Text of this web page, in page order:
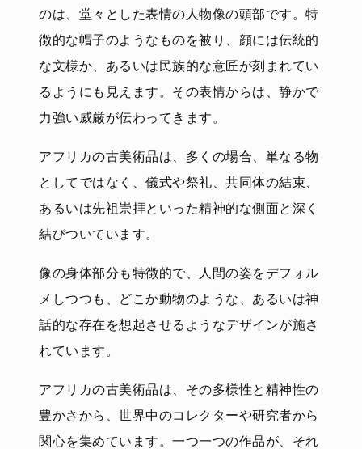
のは、堂々とした表情の人物像の頭部です。特
徴的な帽子のようなものを被り、顔には伝統的
な文様か、あるいは民族的な意匠が刻まれてい
るようにも見えます。その表情からは、静かで
力強い威厳が伝わってきます。
アフリカの古美術品は、多くの場合、単なる物
としてではなく、儀式や祭礼、共同体の結束、
あるいは先祖崇拝といった精神的な側面と深く
結びついています。
像の身体部分も特徴的で、人間の姿をデフォル
メしつつも、どこか動物のような、あるいは神
話的な存在を想起させるようなデザインが施さ
れています。
アフリカの古美術品は、その多様性と精神性の
豊かさから、世界中のコレクターや研究者から
関心を集めています。一つ一つの作品が、それ